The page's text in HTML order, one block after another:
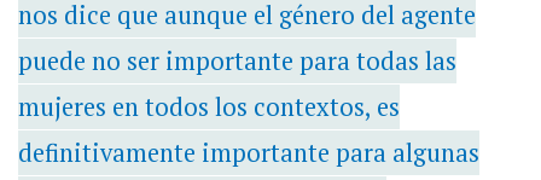
nos dice que aunque el género del agente
puede no ser importante para todas las
mujeres en todos los contextos, es
definitivamente importante para algunas